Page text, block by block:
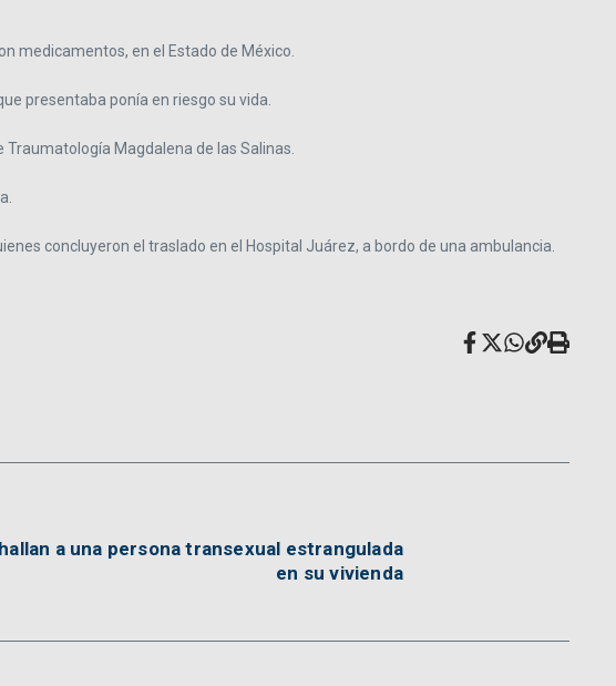
medicamentos, en el Estado de México.
presentaba ponía en riesgo su vida.
Magdalena de las Salinas.
concluyeron el traslado en el Hospital Juárez, a bordo de una ambulancia.
a una persona transexual estrangulada
en su vivienda